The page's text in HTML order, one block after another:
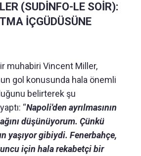
(SUDİNFO-LE SOİR):
İÇGÜDÜSÜNE
muhabiri Vincent Miller,
gol konusunda hala önemli
belirterek şu
“Napoli'den ayrılmasının
düşünüyorum. Çünkü
yaşıyor gibiydi. Fenerbahçe,
için hala rekabetçi bir